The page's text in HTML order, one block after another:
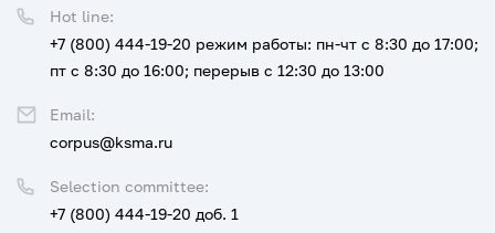
Selection committee:
+7 (800) 444-19-20 доб. 1
Hot line:
+7 (800) 444-19-20 режим работы: пн-чт с 8:30 до 17:00;
пт с 8:30 до 16:00; перерыв с 12:30 до 13:00
Email:
corpus@ksma.ru